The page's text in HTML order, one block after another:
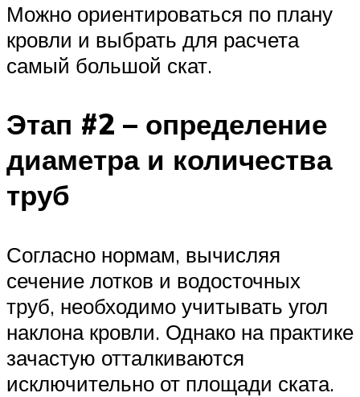
Можно ориентироваться по плану
кровли и выбрать для расчета
самый большой скат.
Этап #2 – определение
диаметра и количества
труб
Согласно нормам, вычисляя
сечение лотков и водосточных
труб, необходимо учитывать угол
наклона кровли. Однако на практике
зачастую отталкиваются
исключительно от площади ската.